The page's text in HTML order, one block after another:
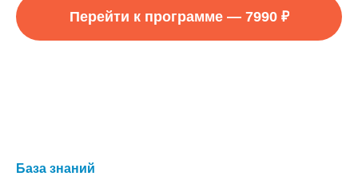
Перейти к программе — 7990 ₽
База знаний